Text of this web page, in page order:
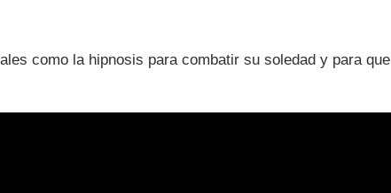
como la hipnosis para combatir su soledad y para que